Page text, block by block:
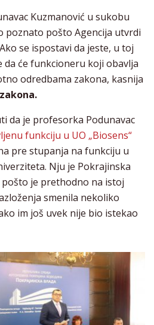
Kuzmanović u sukobu
poznato pošto Agencija utvrdi
se ispostavi da jeste, u toj
će funkcioneru koji obavlja
odredbama zakona, kasnija
da je profesorka Podunavac
funkciju u UO „Biosens“
pre stupanja na funkciju u
Nju je Pokrajinska
pošto je prethodno na istoj
smenila nekoliko
im još uvek nije bio istekao